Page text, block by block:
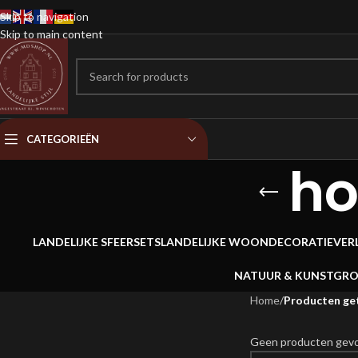
Skip to navigation
Skip to main content
CATEGORIEËN
LANDELIJKE SFEERSETSLANDELIJKE WOONDECORATIE
NATUUR &
Home/Producten
Geen producten